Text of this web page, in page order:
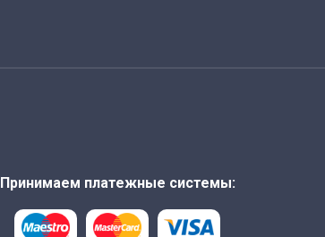
Принимаем платежные системы: